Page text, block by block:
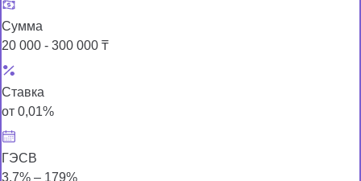
Сумма
20 000 - 300 000 ₸
Ставка
от 0,01%
ГЭСВ
3,7% – 179%